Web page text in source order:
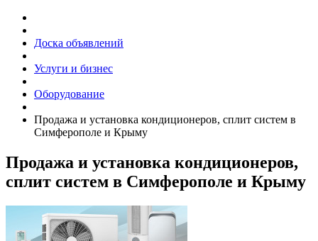
Доска объявлений
Услуги и бизнес
Оборудование
Продажа и установка кондиционеров, сплит систем в
Симферополе и Крыму
Продажа и установка кондиционеров,
сплит систем в Симферополе и Крыму